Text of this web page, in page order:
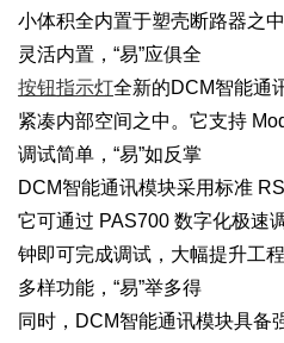
小体积全内置于塑壳断路器之
灵活内置， “易”应俱全
按钮指示灯全新的DCM智能通
紧凑内部空间之中。它支持
调试简单， “易”如反掌
DCM智能通讯模块采用标准
它可通过 PAS700 数字化极速
钟即可完成调试，大幅提升工程
多样功能， “易”举多得
同时， DCM智能通讯模块具备